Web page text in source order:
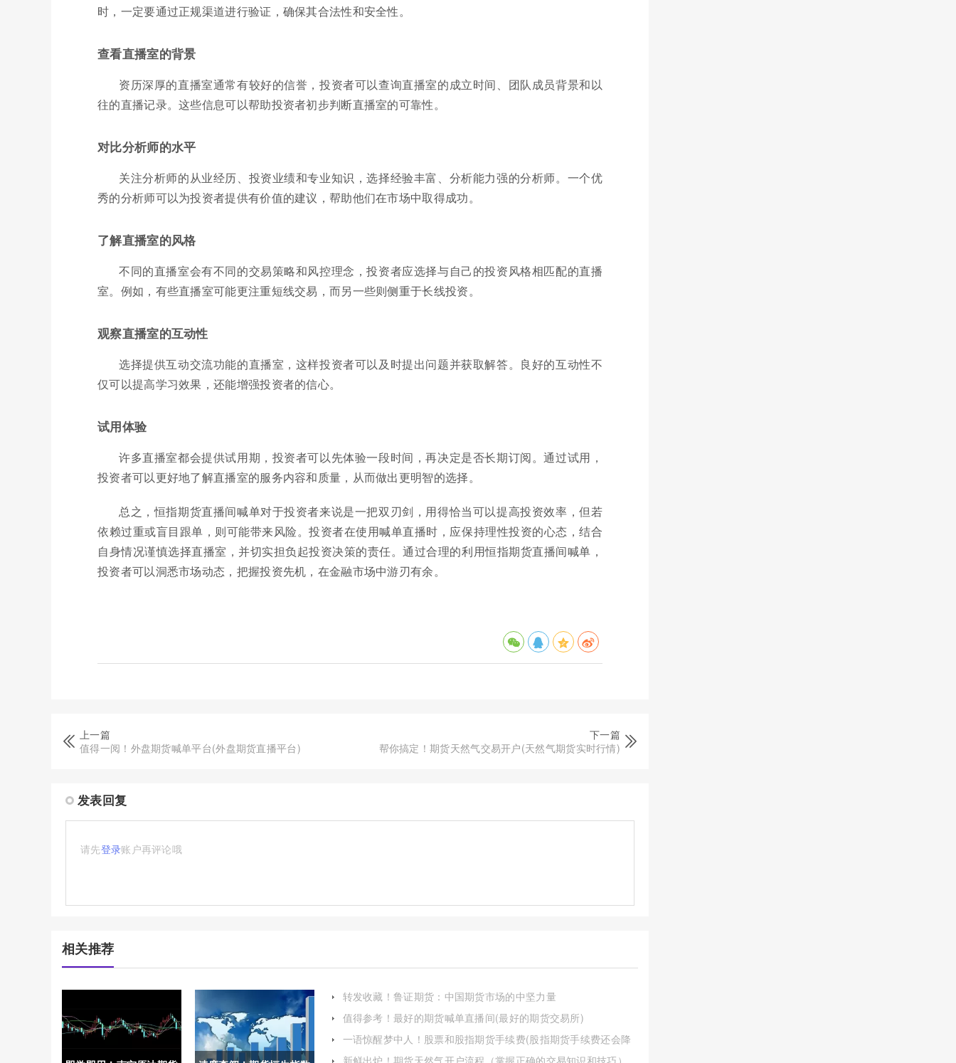
时，一定要通过正规渠道进行验证，确保其合法性和安全性。
查看直播室的背景
资历深厚的直播室通常有较好的信誉，投资者可以查询直播室的成立时间、团队成员背景和以
往的直播记录。这些信息可以帮助投资者初步判断直播室的可靠性。
对比分析师的水平
关注分析师的从业经历、投资业绩和专业知识，选择经验丰富、分析能力强的分析师。一个优
秀的分析师可以为投资者提供有价值的建议，帮助他们在市场中取得成功。
了解直播室的风格
不同的直播室会有不同的交易策略和风控理念，投资者应选择与自己的投资风格相匹配的直播
室。例如，有些直播室可能更注重短线交易，而另一些则侧重于长线投资。
观察直播室的互动性
选择提供互动交流功能的直播室，这样投资者可以及时提出问题并获取解答。良好的互动性不
仅可以提高学习效果，还能增强投资者的信心。
试用体验
许多直播室都会提供试用期，投资者可以先体验一段时间，再决定是否长期订阅。通过试用，
投资者可以更好地了解直播室的服务内容和质量，从而做出更明智的选择。
总之，恒指期货直播间喊单对于投资者来说是一把双刃剑，用得恰当可以提高投资效率，但若
依赖过重或盲目跟单，则可能带来风险。投资者在使用喊单直播时，应保持理性投资的心态，结合
自身情况谨慎选择直播室，并切实担负起投资决策的责任。通过合理的利用恒指期货直播间喊单，
投资者可以洞悉市场动态，把握投资先机，在金融市场中游刃有余。
上一篇
值得一阅！外盘期货喊单平台(外盘期货直播平台)
下一篇
帮你搞定！期货天然气交易开户(天然气期货实时行情)
发表回复
请先登录账户再评论哦
相关推荐
转发收藏！鲁证期货：中国期货市场的中坚力量
值得参考！最好的期货喊单直播间(最好的期货交易所)
一语惊醒梦中人！股票和股指期货手续费(股指期货手续费还会降
吗)
新鲜出炉！期货天然气开户流程（掌握正确的交易知识和技巧）